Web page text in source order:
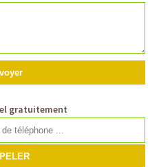
gratuitement